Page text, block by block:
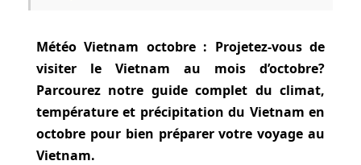
Météo Vietnam octobre : Projetez-vous de
visiter le Vietnam au mois d’octobre?
Parcourez notre guide complet du climat,
température et précipitation du Vietnam en
octobre pour bien préparer votre voyage au
Vietnam.